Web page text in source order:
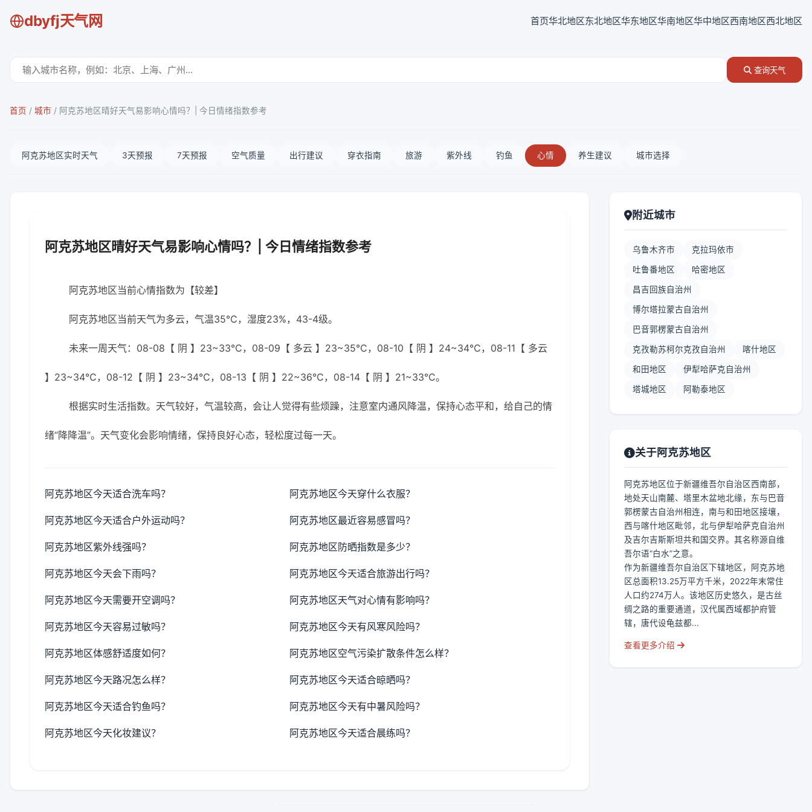
dbyfj天气网 首页华北地区东北地区华东地区华南地区华中地区西南地区西北地区
查询天气
首页 / 城市 / 阿克苏地区晴好天气易影响心情吗？| 今日情绪指数参考
阿克苏地区实时天气 3天预报 7天预报 空气质量 出行建议 穿衣指南 旅游 紫外线 钓鱼 心情 养生建议 城市选择
阿克苏地区晴好天气易影响心情吗？| 今日情绪指数参考
阿克苏地区当前心情指数为【较差】
阿克苏地区当前天气为多云，气温35℃，湿度23%，43-4级。
未来一周天气：08-08【 阴 】23~33℃，08-09【 多云 】23~35℃，08-10【 阴 】24~34℃，08-11【 多云
】23~34℃，08-12【 阴 】23~34℃，08-13【 阴 】22~36℃，08-14【 阴 】21~33℃。
根据实时生活指数。天气较好，气温较高，会让人觉得有些烦躁，注意室内通风降温，保持心态平和，给自己的情
绪“降降温”。天气变化会影响情绪，保持良好心态，轻松度过每一天。
阿克苏地区今天适合洗车吗？ 阿克苏地区今天穿什么衣服？
阿克苏地区今天适合户外运动吗？ 阿克苏地区最近容易感冒吗？
阿克苏地区紫外线强吗？ 阿克苏地区防晒指数是多少？
阿克苏地区今天会下雨吗？ 阿克苏地区今天适合旅游出行吗？
阿克苏地区今天需要开空调吗？ 阿克苏地区天气对心情有影响吗？
阿克苏地区今天容易过敏吗？ 阿克苏地区今天有风寒风险吗？
阿克苏地区体感舒适度如何？ 阿克苏地区空气污染扩散条件怎么样？
阿克苏地区今天路况怎么样？ 阿克苏地区今天适合晾晒吗？
阿克苏地区今天适合钓鱼吗？ 阿克苏地区今天有中暑风险吗？
阿克苏地区今天化妆建议？ 阿克苏地区今天适合晨练吗？
附近城市
乌鲁木齐市 克拉玛依市
吐鲁番地区 哈密地区
昌吉回族自治州
博尔塔拉蒙古自治州
巴音郭楞蒙古自治州
克孜勒苏柯尔克孜自治州 喀什地区
和田地区 伊犁哈萨克自治州
塔城地区 阿勒泰地区
关于阿克苏地区
阿克苏地区位于新疆维吾尔自治区西南部，
地处天山南麓、塔里木盆地北缘，东与巴音
郭楞蒙古自治州相连，南与和田地区接壤，
西与喀什地区毗邻，北与伊犁哈萨克自治州
及吉尔吉斯斯坦共和国交界。其名称源自维
吾尔语“白水”之意。
作为新疆维吾尔自治区下辖地区，阿克苏地
区总面积13.25万平方千米，2022年末常住
人口约274万人。该地区历史悠久，是古丝
绸之路的重要通道，汉代属西域都护府管
辖，唐代设龟兹都...
查看更多介绍